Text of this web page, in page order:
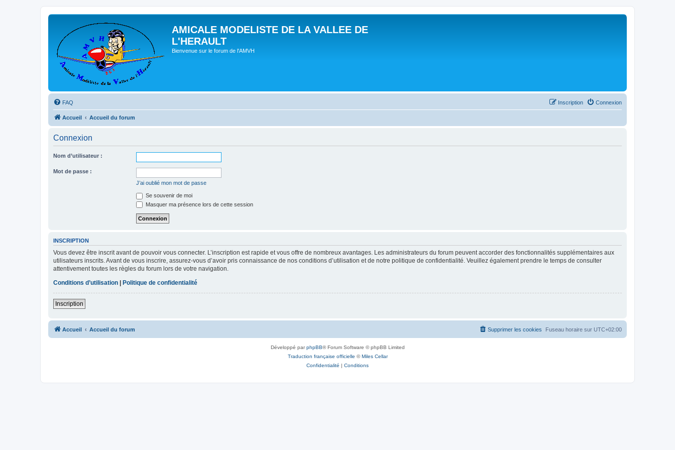
AMICALE MODELISTE DE LA VALLEE DE
L'HERAULT
Bienvenue sur le forum de l'AMVH
FAQ Connexion
Inscription
Accueil Accueil du forum
Connexion
Nom d’utilisateur :
Mot de passe :
J’ai oublié mon mot de passe
Se souvenir de moi
Masquer ma présence lors de cette session
INSCRIPTION
Vous devez être inscrit avant de pouvoir vous connecter. L’inscription est rapide et vous offre de nombreux avantages. Les administrateurs du forum peuvent accorder des fonctionnalités supplémentaires aux
utilisateurs inscrits. Avant de vous inscrire, assurez-vous d’avoir pris connaissance de nos conditions d’utilisation et de notre politique de confidentialité. Veuillez également prendre le temps de consulter
attentivement toutes les règles du forum lors de votre navigation.
Conditions d’utilisation | Politique de confidentialité
Inscription
Accueil Accueil du forum Fuseau horaire sur UTC+02:00
Supprimer les cookies
Développé parphpBB® Forum Software © phpBB Limited
Traduction française officielle ©Miles Cellar
Confidentialité | Conditions